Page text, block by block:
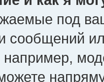
под
сообщений
например,